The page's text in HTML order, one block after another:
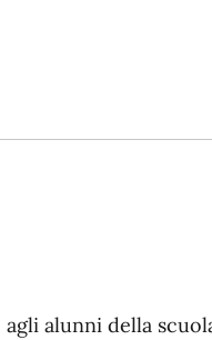
alunni della